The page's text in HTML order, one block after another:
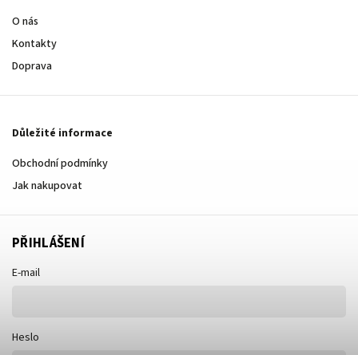
O nás
Kontakty
Doprava
Důležité informace
Obchodní podmínky
Jak nakupovat
PŘIHLÁŠENÍ
E-mail
Heslo